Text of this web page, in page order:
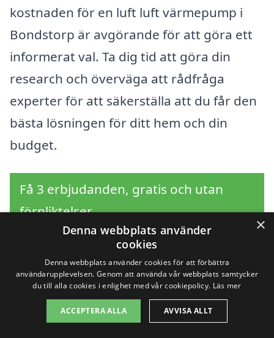
kostnaden för en luft luft värmepump i
Bondstorp är avgörande för att göra ett
informerat val. Ta dig tid att göra din
research och överväga att rådfråga
experter för att säkerställa att du får den
bästa lösningen för ditt hem och din
budget.
Få 3 erbjudanden, gratis och utan
förpliktelser
Sök efter en
professionell för luft
×
Denna webbplats använder
cookies
Denna webbplats använder cookies för att förbättra
användarupplevelsen. Genom att använda vår webbplats samtycker
du till alla cookies i enlighet med vår cookiepolicy. Läs mer
ACCEPTERA ALLA AVVISA ALLT